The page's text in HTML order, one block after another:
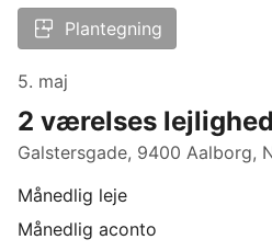
Plantegning
5. maj
2 værelses
Galstersgade, 9400 Aalborg,
Månedlig leje
Månedlig aconto